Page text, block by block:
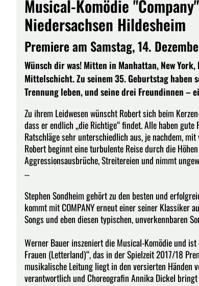
Musical-Komödie
Niedersachsen Hildesheim
Premiere am Samstag, 14.
Wünsch dir was! Mitten in Manhattan, New
Mittelschicht. Zu seinem 35. Geburtstag haben
Trennung leben, und seine drei Freundinnen
Zu ihrem Leidwesen wünscht Robert sich beim
dass er endlich „die Richtige“ findet. Alle haben
Ratschläge sehr unterschiedlich aus, je nachdem,
Robert beginnt eine turbulente Reise durch die
Aggressionsausbrüche, Streitereien und nimmt
…
Stephen Sondheim gehört zu den besten und
kommt mit COMPANY erneut einer seiner Klassiker
Songs und eben diesen typischen, unverkennbaren
Werner Bauer inszeniert die Musical-Komödie und
Frauen (Letterland)“, das in der Spielzeit 2017/18
musikalische Leitung liegt in den versierten Händen
verantwortlich und Choreografin Annika Dickel bringt